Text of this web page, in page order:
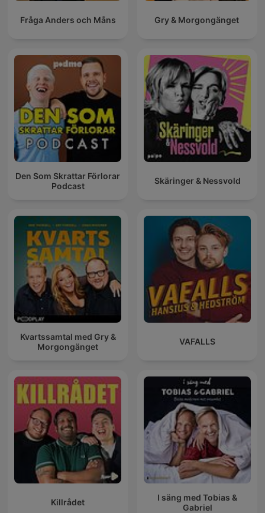
Fråga Anders och Måns Gry & Morgongänget
Den Som Skrattar Förlorar
Podcast
Skäringer & Nessvold
Kvartssamtal med Gry &
Morgongänget
VAFALLS
Killrådet
I säng med Tobias &
Gabriel